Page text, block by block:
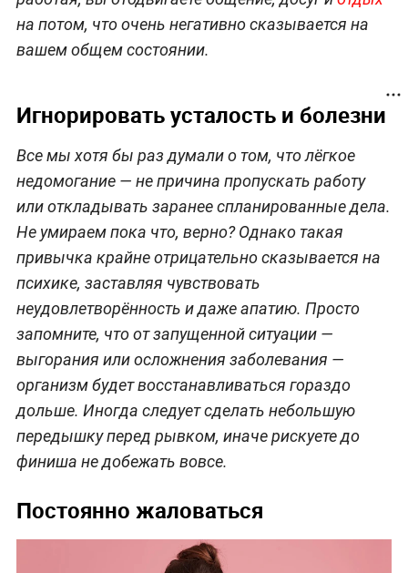
на потом, что очень негативно сказывается на
вашем общем состоянии.
Игнорировать усталость и болезни
Все мы хотя бы раз думали о том, что лёгкое
недомогание — не причина пропускать работу
или откладывать заранее спланированные дела.
Не умираем пока что, верно? Однако такая
привычка крайне отрицательно сказывается на
психике, заставляя чувствовать
неудовлетворённость и даже апатию. Просто
запомните, что от запущенной ситуации —
выгорания или осложнения заболевания —
организм будет восстанавливаться гораздо
дольше. Иногда следует сделать небольшую
передышку перед рывком, иначе рискуете до
финиша не добежать вовсе.
Постоянно жаловаться